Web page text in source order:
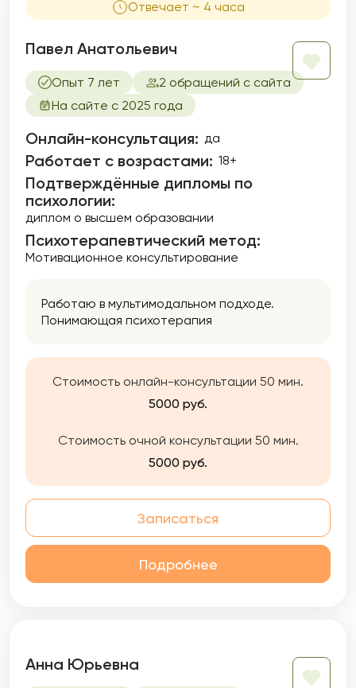
Отвечает ~ 4 часа
Павел Анатольевич
Опыт 7 лет
2 обращений с сайта
На сайте с 2025 года
Онлайн-консультация: да
Работает с возрастами: 18+
Подтверждённые дипломы по
психологии:
диплом о высшем образовании
Психотерапевтический метод:
Мотивационное консультирование
Работаю в мультимодальном подходе.
Понимающая психотерапия
Стоимость онлайн-консультации 50 мин.
5000 руб.
Стоимость очной консультации 50 мин.
5000 руб.
Записаться
Подробнее
Анна Юрьевна